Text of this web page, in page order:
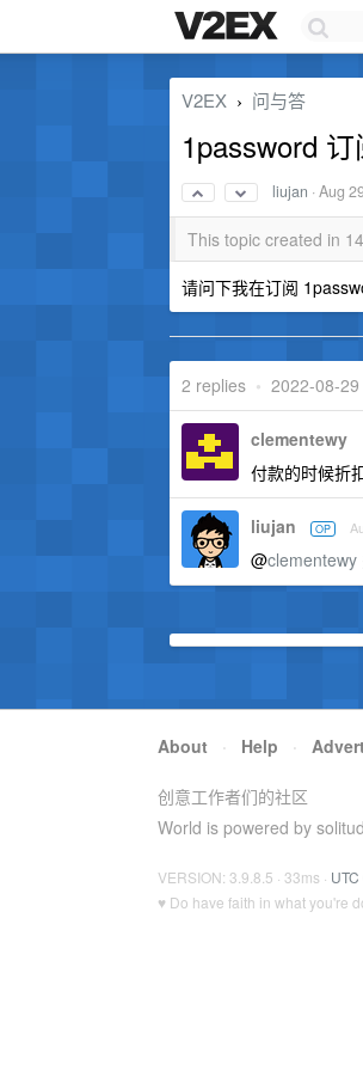
V2EX › 问与答
1password
liujan ·Aug
This topic created in
请问下我在订阅
2 replies • 2022-08-
clementewy
付款的时候折
liujan OP
@clementewy
About · Help ·
创意工作者们的社区
World is powered by
VERSION: 3.9.8.5 · 33ms ·
♥ Do have faith in what you're